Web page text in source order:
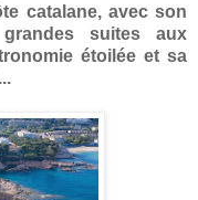
catalane, avec son
suites aux
étoilée et sa